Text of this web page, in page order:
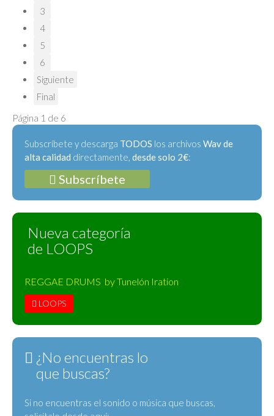
3
4
5
6
Siguiente
Final
Página 1 de 6
Subscríbete y descarga TODOS los archivos Wav de
alta calidad directamente, desde solo 2€:
Subscríbete
Nueva categoría
de LOOPS
REGGAE DRUMS by Tunelón Iration
LOOPS
¿No encuentras lo
que buscas?
Si no encuentras el sonido o música que buscas,